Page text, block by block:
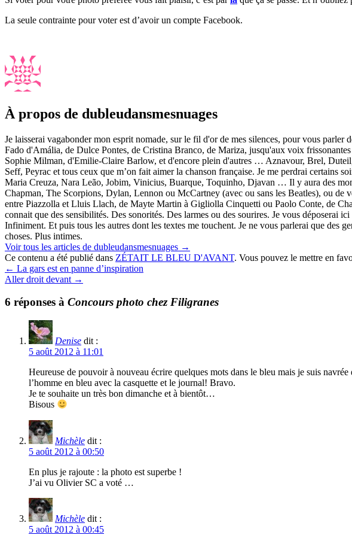
La seule contrainte pour voter est d’avoir un compte Facebook.
À propos de dubleudansmesnuages
Je laisserai vagabonder mon esprit nomade, sur le fil d'or de mes silences, pour vous
Fado d'Amália, de Dulce Pontes, de Cristina Branco, de Mariza, jusqu'aux voix
Sophie Milman, d'Emilie-Claire Barlow, et d'encore plein d'autres … Aznavour, Brel,
Seff, Peyrac et tous ceux que m’on fait aimer la chanson française. Je me perdrai
Maria Creuza, Nara Leão, Jobim, Vinicius, Buarque, Toquinho, Djavan … Il y aura des
Chapman, The Scorpions, Dylan, Lennon ou McCartney (avec ou sans les Beatles), ou
entre Piazzolla et Lluis Llach, de Mayte Martin à Gigliolla Cinquetti ou Paolo Conte, de
connait que des sensibilités. Des sonorités. Des larmes ou des sourires. Je vous déposerai
Infiniment. Et puis tous les autres dont les textes me touchent. Je ne vous parlerai que des
choses. Plus intimes.
Voir tous les articles de dubleudansmesnuages →
Ce contenu a été publié dans ZÉTAIT LE BLEU D'AVANT. Vous pouvez le mettre en
← La gars est en panne d’inspiration
Aller droit devant →
6 réponses à Concours photo chez Filigranes
Denise dit :
5 août 2012 à 11:01
Heureuse de pouvoir à nouveau écrire quelques mots dans le bleu mais je suis
l’homme en bleu avec la casquette et le journal! Bravo.
Je te souhaite un très bon dimanche et à bientôt…
Bisous
Michèle dit :
5 août 2012 à 00:50
En plus je rajoute : la photo est superbe !
J’ai vu Olivier SC a voté …
Michèle dit :
5 août 2012 à 00:45